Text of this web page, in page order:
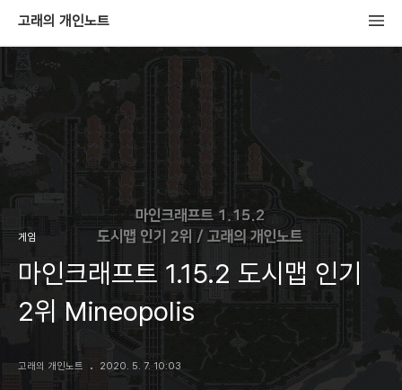
고래의 개인노트
게임
마인크래프트 1.15.2 도시맵 인기
2위 Mineopolis
고래의 개인노트 2020. 5. 7. 10:03